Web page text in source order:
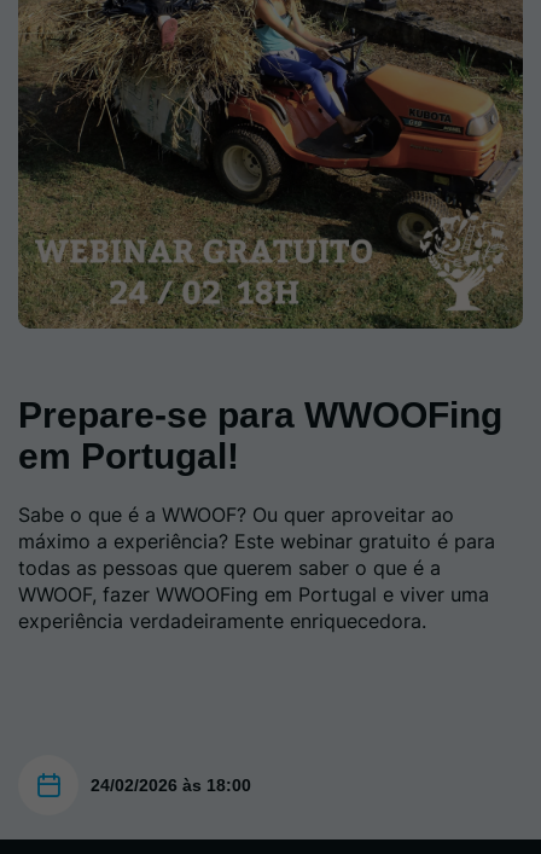
Prepare-se para WWOOFing
em Portugal!
Sabe o que é a WWOOF? Ou quer aproveitar ao
máximo a experiência? Este webinar gratuito é para
todas as pessoas que querem saber o que é a
WWOOF, fazer WWOOFing em Portugal e viver uma
experiência verdadeiramente enriquecedora.
24/02/2026 às 18:00